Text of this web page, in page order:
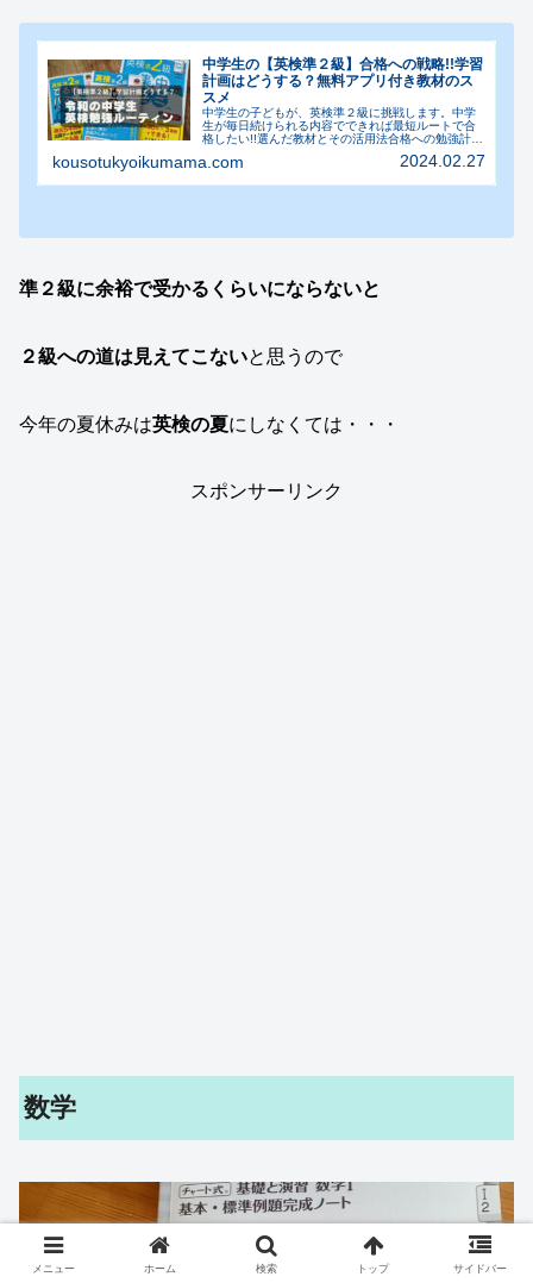
中学生の【英検準２級】合格への戦略!!学習
計画はどうする？無料アプリ付き教材のス
スメ
中学生の子どもが、英検準２級に挑戦します。中学
生が毎日続けられる内容でできれば最短ルートで合
格したい!!選んだ教材とその活用法合格への勉強計画
kousotukyoikumama.com 2024.02.27
準２級に余裕で受かるくらいにならないと
２級への道は見えてこないと思うので
今年の夏休みは英検の夏にしなくては・・・
スポンサーリンク
数学
メニュー ホーム 検索 トップ サイドバー